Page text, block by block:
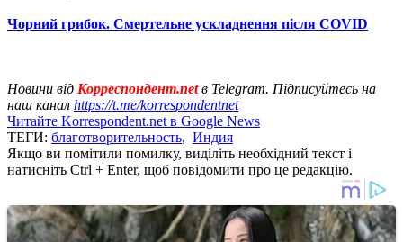
Чорний грибок. Смертельне ускладнення після COVID
Новини від Корреспондент.netв Telegram. Підписуйтесь на
наш канал https://t.me/korrespondentnet
Читайте Korrespondent.net в Google News
ТЕГИ: благотворительность, Индия
Якщо ви помітили помилку, виділіть необхідний текст і
натисніть Ctrl + Enter, щоб повідомити про це редакцію.